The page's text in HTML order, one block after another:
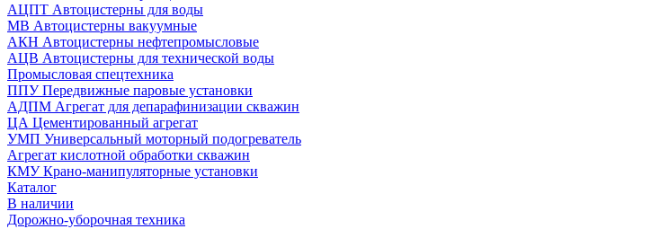
АЦПТ Автоцистерны для воды
МВ Автоцистерны вакуумные
АКН Автоцистерны нефтепромысловые
АЦВ Автоцистерны для технической воды
Промысловая спецтехника
ППУ Передвижные паровые установки
АДПМ Агрегат для депарафинизации скважин
ЦА Цементированный агрегат
УМП Универсальный моторный подогреватель
Агрегат кислотной обработки скважин
КМУ Крано-манипуляторные установки
Каталог
В наличии
Дорожно-уборочная техника